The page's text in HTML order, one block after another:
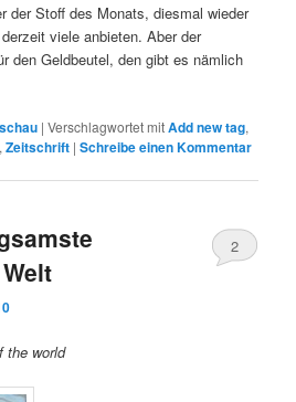
der Stoff des Monats, diesmal wieder
viele anbieten. Aber der
den Geldbeutel, den gibt es nämlich
|Verschlagwortet mitAdd new tag,
,Zeitschrift |Schreibe einen Kommentar
2
the world